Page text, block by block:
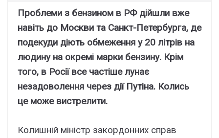
Проблеми з бензином в РФ дійшли вже
навіть до Москви та Санкт-Петербурга, де
подекуди діють обмеження у 20 літрів на
людину на окремі марки бензину. Крім
того, в Росії все частіше лунає
незадоволення через дії Путіна. Колись
це може вистрелити.
Колишній міністр закордонних справ